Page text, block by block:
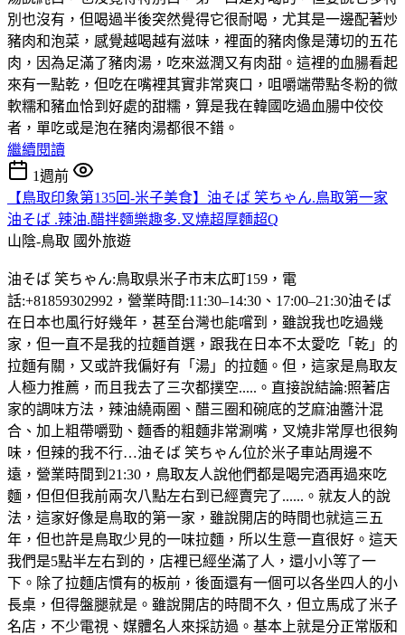
別也沒有，但喝過半後突然覺得它很耐喝，尤其是一邊配著炒
豬肉和泡菜，感覺越喝越有滋味，裡面的豬肉像是薄切的五花
肉，因為足滿了豬肉湯，吃來滋潤又有肉甜。這裡的血腸看起
來有一點乾，但吃在嘴裡其實非常爽口，咀嚼端帶點冬粉的微
軟糯和豬血恰到好處的甜糯，算是我在韓國吃過血腸中佼佼
者，單吃或是泡在豬肉湯都很不錯。
繼續閱讀
1週前
【鳥取印象第135回-米子美食】油そば 笑ちゃん.鳥取第一家
油そば .辣油.醋拌麵樂趣多.叉燒超厚麵超Q
山陰-鳥取 國外旅遊
油そば 笑ちゃん:鳥取県米子市末広町159，電
話:+81859302992，營業時間:11:30–14:30、17:00–21:30油そば
在日本也風行好幾年，甚至台灣也能嚐到，雖說我也吃過幾
家，但一直不是我的拉麵首選，跟我在日本不太愛吃「乾」的
拉麵有關，又或許我偏好有「湯」的拉麵。但，這家是鳥取友
人極力推薦，而且我去了三次都撲空.....。直接說結論:照著店
家的調味方法，辣油繞兩圈、醋三圈和碗底的芝麻油醬汁混
合、加上粗帶嚼勁、麵香的粗麵非常涮嘴，叉燒非常厚也很夠
味，但辣的我不行…油そば 笑ちゃん位於米子車站周邊不
遠，營業時間到21:30，鳥取友人說他們都是喝完酒再過來吃
麵，但但但我前兩次八點左右到已經賣完了......。就友人的說
法，這家好像是鳥取的第一家，雖說開店的時間也就這三五
年，但也許是鳥取少見的一味拉麵，所以生意一直很好。這天
我們是5點半左右到的，店裡已經坐滿了人，還小小等了一
下。除了拉麵店慣有的板前，後面還有一個可以各坐四人的小
長桌，但得盤腿就是。雖說開店的時間不久，但立馬成了米子
名店，不少電視、媒體名人來採訪過。基本上就是分正常版和